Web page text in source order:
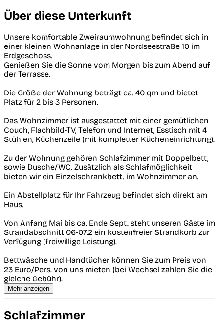
Über diese Unterkunft
Unsere komfortable Zweiraumwohnung befindet sich in
einer kleinen Wohnanlage in der Nordseestraße 10 im
Erdgeschoss.
Genießen Sie die Sonne vom Morgen bis zum Abend auf
der Terrasse.
Die Größe der Wohnung beträgt ca. 40 qm und bietet
Platz für 2 bis 3 Personen.
Das Wohnzimmer ist ausgestattet mit einer gemütlichen
Couch, Flachbild-TV, Telefon und Internet, Esstisch mit 4
Stühlen, Küchenzeile (mit kompletter Kücheneinrichtung).
Zu der Wohnung gehören Schlafzimmer mit Doppelbett,
sowie Dusche/WC. Zusätzlich als Schlafmöglichkeit
bieten wir ein Einzelschrankbett. im Wohnzimmer an.
Ein Abstellplatz für Ihr Fahrzeug befindet sich direkt am
Haus.
Von Anfang Mai bis ca. Ende Sept. steht unseren Gäste im
Strandabschnitt 06-07.2 ein kostenfreier Strandkorb zur
Verfügung (freiwillige Leistung).
Bettwäsche und Handtücher können Sie zum Preis von
23 Euro/Pers. von uns mieten (bei Wechsel zahlen Sie die
gleiche Gebühr).
Mehr anzeigen
Schlafzimmer